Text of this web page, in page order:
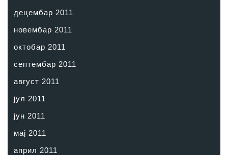
децембар 2011
новембар 2011
октобар 2011
септембар 2011
август 2011
јул 2011
јун 2011
мај 2011
април 2011